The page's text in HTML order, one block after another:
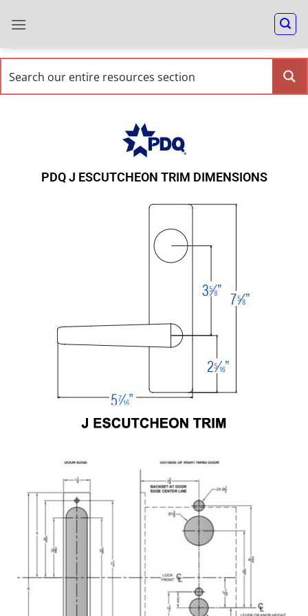
PDQ J ESCUTCHEON TRIM DIMENSIONS